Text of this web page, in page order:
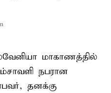
மாகாணத்தில்
நபரான
தனக்கு